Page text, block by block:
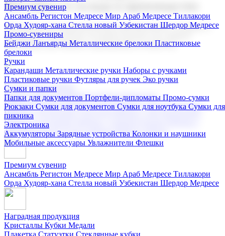
Премиум сувенир
Ансамбль Регистон Медресе Мир Араб Медресе Тиллакори
Орда Худояр-хана Стелла новый Узбекистан Шердор Медресе
Промо-сувениры
Бейджи Ланъярды Металлические брелоки Пластиковые
брелоки
Ручки
Карандаши Металлические ручки Наборы с ручками
Пластиковые ручки Футляры для ручек Эко ручки
Сумки и папки
Папки для документов Портфели-дипломаты Промо-сумки
Рюкзаки Сумки для документов Сумки для ноутбука Сумки для
пикника
Электроника
Аккумуляторы Зарядные устройства Колонки и наушники
Мобильные аксессуары Увлажнители Флешки
Поставка со склада и производство
Мы предлагаем широкий выбор корпоративных подарков и
сувениров с логотипом. В нашем каталоге вы найдете
продукцию для бизнеса, мероприятия и клиентов.
Подарочные наборы
Бизнес наборыКофейные наборы Кошельки
Наборы из кожиНаборы ручекНаборы с аккумуляторами
Наборы с бутылками для воды
Наборы с ежедневниками
Наборы с кружками
флешкамиНовогодние наборыЧайные наборы
Премиум сувенир
Ансамбль Регистон Медресе Мир Араб Медресе Тиллакори
Орда Худояр-хана Стелла новый Узбекистан Шердор Медресе
Наградная продукция
Kристаллы Кубки Медали
Плакетка Статуэтки Стеклянные кубки